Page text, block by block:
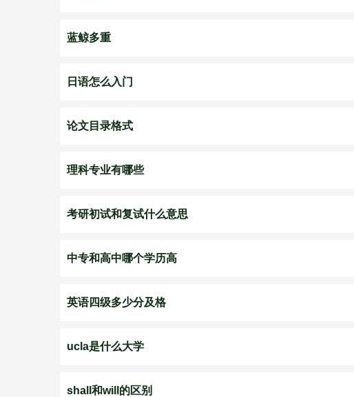
蓝鲸多重
日语怎么入门
论文目录格式
理科专业有哪些
考研初试和复试什么意思
中专和高中哪个学历高
英语四级多少分及格
ucla是什么大学
shall和will的区别